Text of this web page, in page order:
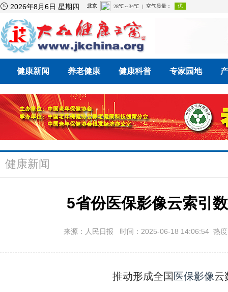
 2026年8月6日 星期四
健康新闻 养老健康 健康科普 专家园地
健康新闻
5省份医保影像云索引
来源：人民日报 时间：2025-06-18 14:06:54 热
推动形成全国 医保影像云